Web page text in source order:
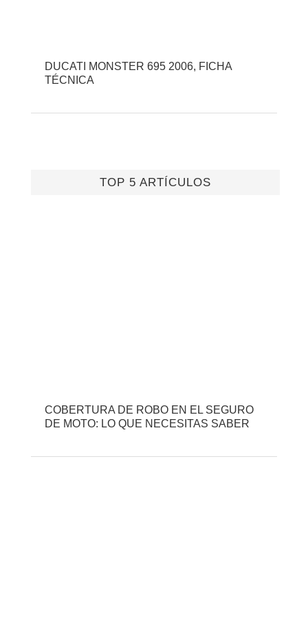
DUCATI MONSTER 695 2006, FICHA
TÉCNICA
TOP 5 ARTÍCULOS
COBERTURA DE ROBO EN EL SEGURO
DE MOTO: LO QUE NECESITAS SABER